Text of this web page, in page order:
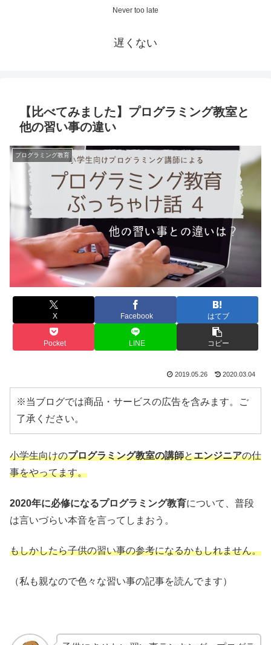
Never too late
遅くない
【比べてみました】プログラミング教室と
他の習い事の違い
プログラミング教育
X Facebook はてブ
Pocket LINE コピー
2019.05.26 2020.03.04
※当ブログでは商品・サービスの広告を含みます。ご
了承ください。
小学生向けのプログラミング教室の講師とエンジニアの仕
事をやってます。
2020年に必修になるプログラミング教育について、普段
は言いづらい本音を言ってしまおう。
もしかしたら子供の習い事の参考になるかもしれません。
（私も親なので色々な習い事の記事を読んでます）